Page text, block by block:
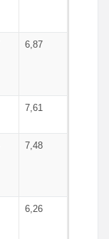
6,87
7,61
7,48
6,26